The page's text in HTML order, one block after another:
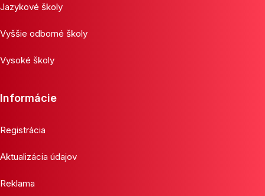
Jazykové školy
Vyššie odborné školy
Vysoké školy
Informácie
Registrácia
Aktualizácia údajov
Reklama